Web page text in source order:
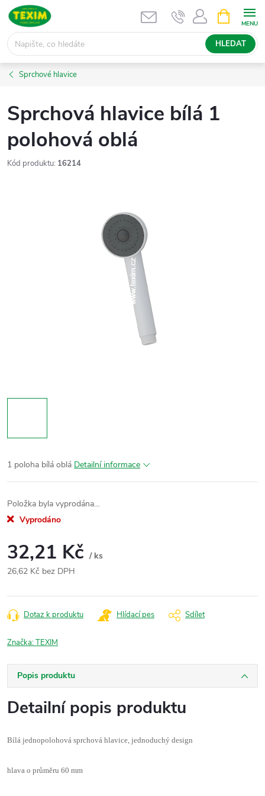
Přejít
obsah
HLEDAT
NÁKUPNÍ
KOŠÍK
Sprchové hlavice
Sprchová hlavice bílá 1
polohová oblá
Kód produktu: 16214
1 poloha bílá oblá Detailní informace
Položka byla vyprodána…
Vyprodáno
32,21 Kč / ks
26,62 Kč bez DPH
cena:
Dotaz k produktu Hlídací pes Sdílet
Značka:TEXIM
Popis produktu
Detailní popis produktu
Bílá jednopolohová sprchová hlavice, jednoduchý design
hlava o průměru 60 mm